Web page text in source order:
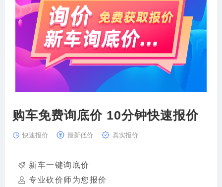
购车免费询底价 10分钟快速报价
快速报价 最新低价 真实报价
新车一键询底价
专业砍价师为您报价